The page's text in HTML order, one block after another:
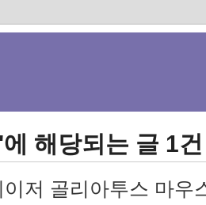
해당되는 글 1건
이저 골리아투스 마우